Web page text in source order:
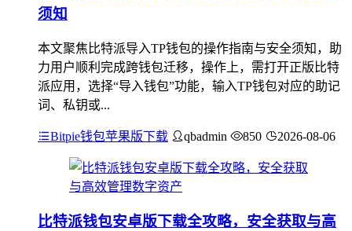
须知
本文聚焦比特派导入TP钱包的操作指南与安全须知，助
力用户顺利完成跨钱包迁移，操作上，需打开正版比特
派应用，选择“导入钱包”功能，输入TP钱包对应的助记
词、私钥或...
Bitpie钱包苹果版下载 qbadmin 850 2026-08-06
比特派钱包安卓版下载全攻略，安全获取与高